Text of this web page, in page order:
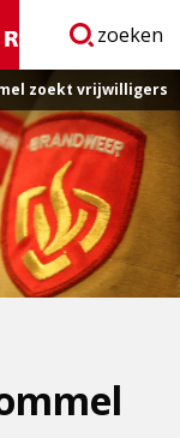
zoeken
zoekt vrijwilligers